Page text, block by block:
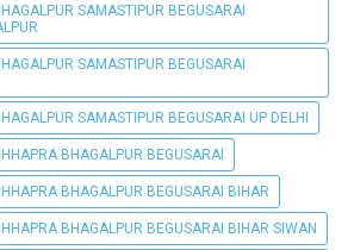
SAMASTIPUR BEGUSARAI
SAMASTIPUR BEGUSARAI
SAMASTIPUR BEGUSARAI UP DELHI
BHAGALPUR BEGUSARAI
BHAGALPUR BEGUSARAI BIHAR
BHAGALPUR BEGUSARAI BIHAR SIWAN